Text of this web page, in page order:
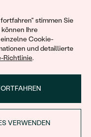
stimmen Sie
Ihre
Cookie-
und detaillierte
Richtlinie.
VERWENDEN